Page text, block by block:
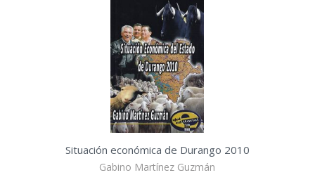
Situación económica de Durango 2010
Gabino Martínez Guzmán